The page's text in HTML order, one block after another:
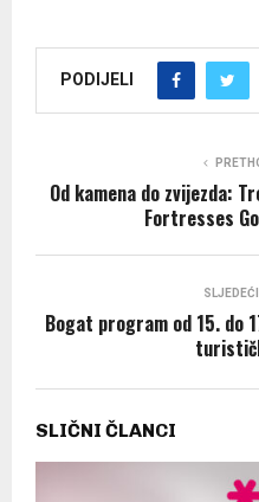
PODIJELI
Od kamena do zvijezda:
Fortresses
Bogat program od 15. do
SLIČNI ČLANCI